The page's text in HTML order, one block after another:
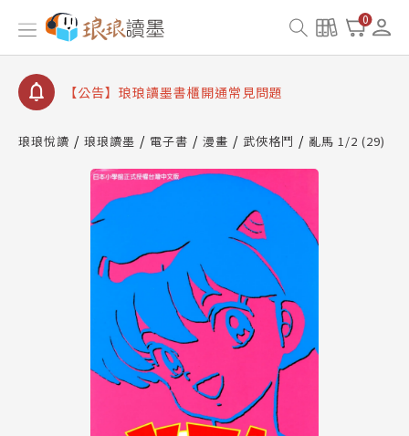
0
查詢
【公告】琅琅讀墨數位閱讀資產合併與書櫃開通申請
【公告】琅琅讀墨書櫃開通常見問題
請圖文教學
【公告】琅琅書店服務升級重要說明及資產合併結果
查詢
【公告】琅琅讀墨數位閱讀資產合併與書櫃開通申請
琅琅悅讀 琅琅讀墨 電子書 漫畫 武俠格鬥 亂馬 1/2 (29)